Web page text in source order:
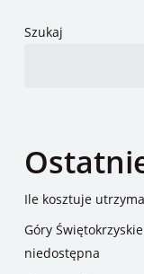
Szukaj
Ile kosztuje
Góry
niedostępna